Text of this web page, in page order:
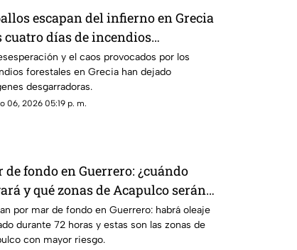
escapan del infierno en Grecia
cuatro días de incendios
y el caos provocados por los
forestales en Grecia han dejado
desgarradoras.
06, 2026 05:19 p. m.
de fondo en Guerrero: ¿cuándo
y qué zonas de Acapulco serán
por mar de fondo en Guerrero: habrá oleaje
durante 72 horas y estas son las zonas de
con mayor riesgo.